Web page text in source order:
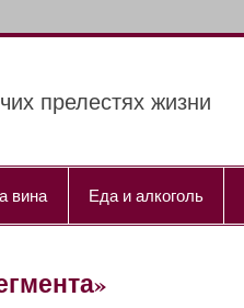
прелестях жизни
вина Еда и алкоголь